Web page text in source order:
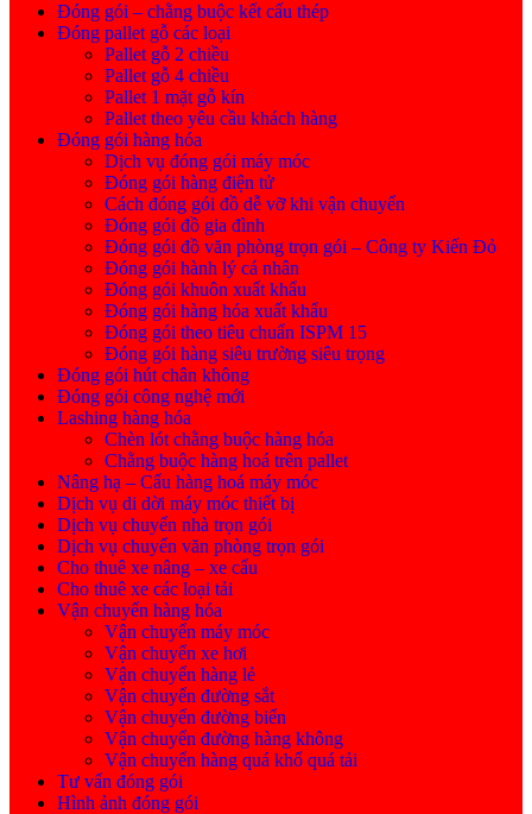
Đóng gói – chằng buộc kết cấu thép
Đóng pallet gỗ các loại
Pallet gỗ 2 chiều
Pallet gỗ 4 chiều
Pallet 1 mặt gỗ kín
Pallet theo yêu cầu khách hàng
Đóng gói hàng hóa
Dịch vụ đóng gói máy móc
Đóng gói hàng điện tử
Cách đóng gói đồ dễ vỡ khi vận chuyển
Đóng gói đồ gia đình
Đóng gói đồ văn phòng trọn gói – Công ty Kiến Đỏ
Đóng gói hành lý cá nhân
Đóng gói khuôn xuất khẩu
Đóng gói hàng hóa xuất khẩu
Đóng gói theo tiêu chuẩn ISPM 15
Đóng gói hàng siêu trường siêu trọng
Đóng gói hút chân không
Đóng gói công nghệ mới
Lashing hàng hóa
Chèn lót chằng buộc hàng hóa
Chằng buộc hàng hoá trên pallet
Nâng hạ – Cẩu hàng hoá máy móc
Dịch vụ di dời máy móc thiết bị
Dịch vụ chuyển nhà trọn gói
Dịch vụ chuyển văn phòng trọn gói
Cho thuê xe nâng – xe cẩu
Cho thuê xe các loại tải
Vận chuyển hàng hóa
Vận chuyển máy móc
Vận chuyển xe hơi
Vận chuyển hàng lẻ
Vận chuyển đường sắt
Vận chuyển đường biển
Vận chuyển đường hàng không
Vận chuyển hàng quá khổ quá tải
Tư vấn đóng gói
Hình ảnh đóng gói